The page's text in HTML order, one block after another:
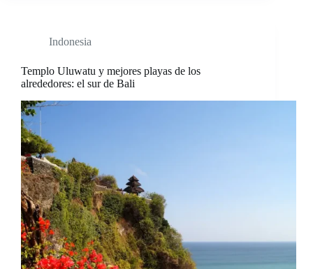
Indonesia
Templo Uluwatu y mejores playas de los
alrededores: el sur de Bali